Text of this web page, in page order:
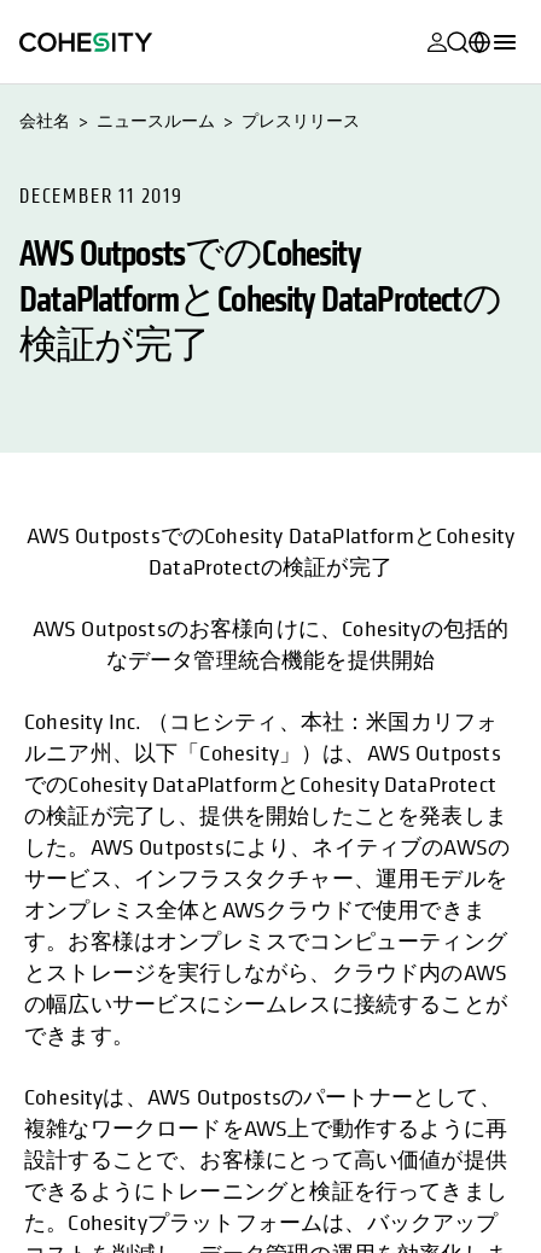
新しいタ
新しいタ
新しいタ
新しいタ
製品に関す
ドキュメ
新しいタ
新しいタ
Community
新しいタ
新しいタ
Français (France)
Português (Brazil)
会社名 ニュースルーム プレスリリース
DECEMBER 11 2019
AWS OutpostsでのCohesity
DataPlatformとCohesity DataProtectの
検証が完了
AWS OutpostsでのCohesity DataPlatformとCohesity
DataProtectの検証が完了
AWS Outpostsのお客様向けに、Cohesityの包括的
なデータ管理統合機能を提供開始
Cohesity Inc. （コヒシティ、本社：米国カリフォ
ルニア州、以下「Cohesity」）は、AWS Outposts
でのCohesity DataPlatformとCohesity DataProtect
の検証が完了し、提供を開始したことを発表しま
した。AWS Outpostsにより、ネイティブのAWSの
サービス、インフラスタクチャー、運用モデルを
オンプレミス全体とAWSクラウドで使用できま
す。お客様はオンプレミスでコンピューティング
とストレージを実行しながら、クラウド内のAWS
の幅広いサービスにシームレスに接続することが
できます。
Cohesityは、AWS Outpostsのパートナーとして、
複雑なワークロードをAWS上で動作するように再
設計することで、お客様にとって高い価値が提供
できるようにトレーニングと検証を行ってきまし
た。Cohesityプラットフォームは、バックアップ